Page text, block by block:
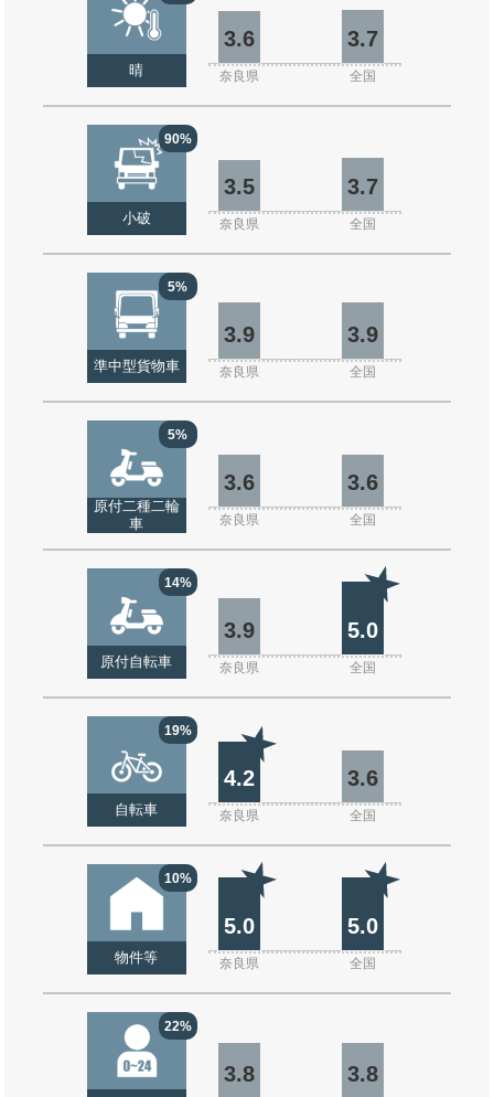
晴
3.6 3.7
奈良県 全国
90%
小破
3.5 3.7
奈良県 全国
5%
準中型貨物車
3.9 3.9
奈良県 全国
5%
原付二種二輪
車
3.6 3.6
奈良県 全国
14%
原付自転車
3.9 5.0
奈良県 全国
19%
自転車
4.2 3.6
奈良県 全国
10%
物件等
5.0 5.0
奈良県 全国
22%
3.8 3.8